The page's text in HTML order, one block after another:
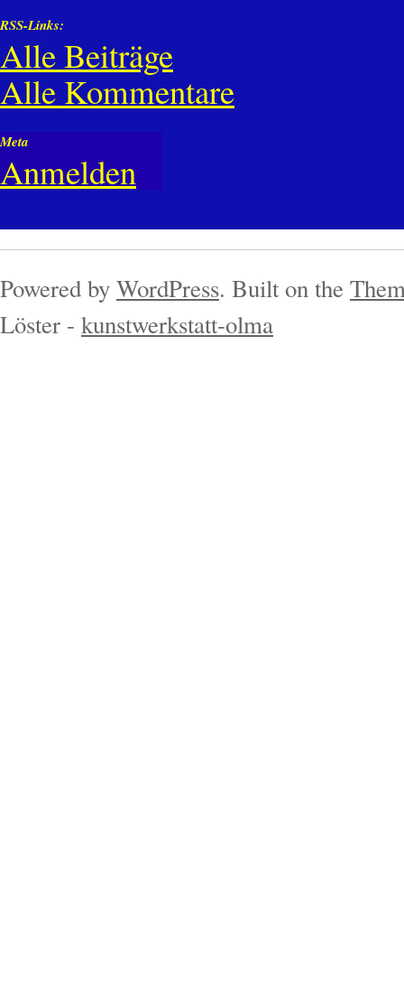
RSS-Links:
Alle Beiträge
Alle Kommentare
Meta
Anmelden
Powered byWordPress. Built on the
Löster - kunstwerkstatt-olma